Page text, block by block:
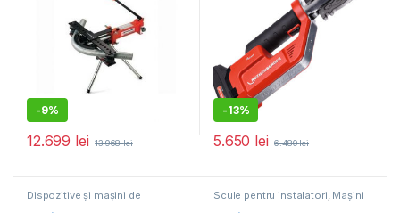
-9%
12.699 lei 13.968lei
-13%
5.650 lei 6.480lei
Dispozitive și mașini de
desfundat țevi Scule pentru
Scule pentru instalatori Mașini
de carotat